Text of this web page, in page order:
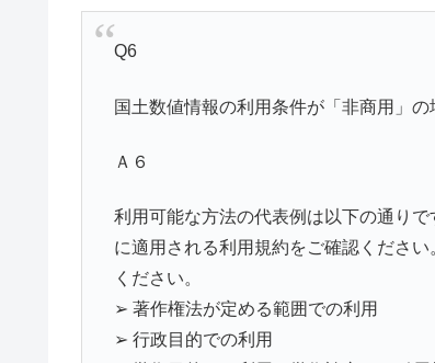
Q6
国土数値情報の利用条件が「非商用」
Ａ６
利用可能な方法の代表例は以下の通り
に適用される利用規約をご確認くださ
ください。
➢ 著作権法が定める範囲での利用
➢ 行政目的での利用